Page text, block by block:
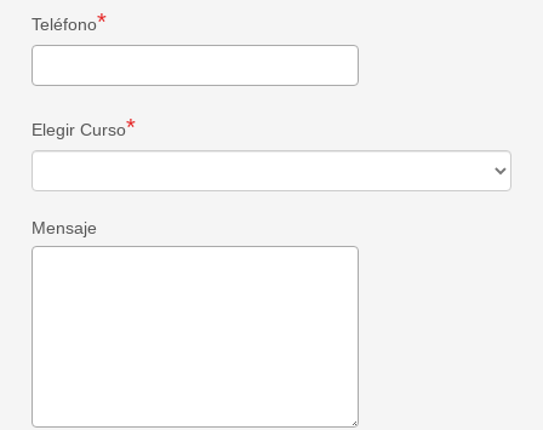
Teléfono
Elegir Curso
Mensaje